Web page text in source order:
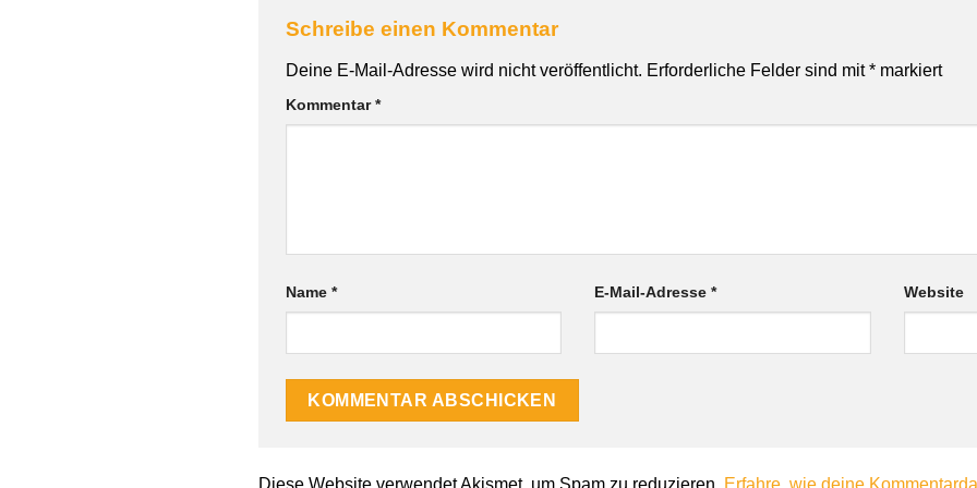
Schreibe einen Kommentar
Deine E-Mail-Adresse wird nicht veröffentlicht. Erforderliche Felder sind mit* markiert
Kommentar*
Name * E-Mail-Adresse* Website
Diese Website verwendet Akismet, um Spam zu reduzieren. Erfahre, wie deine